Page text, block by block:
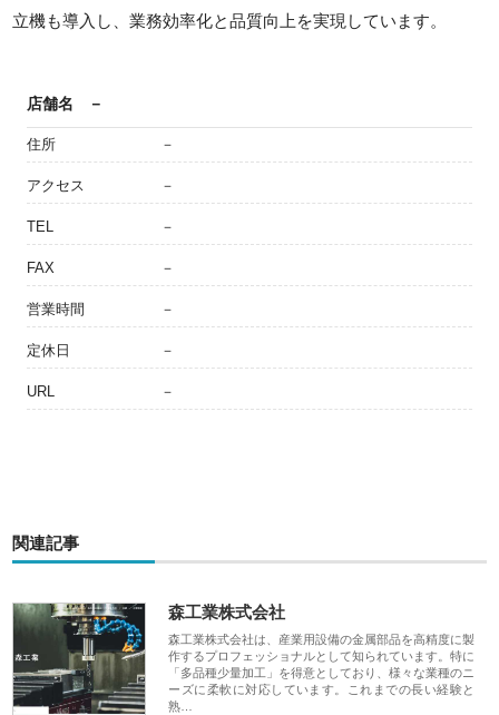
立機も導入し、業務効率化と品質向上を実現しています。
店舗名 －
住所 －
アクセス －
TEL －
FAX －
営業時間 －
定休日 －
URL －
関連記事
森工業株式会社
森工業株式会社は、産業用設備の金属部品を高精度に製
作するプロフェッショナルとして知られています。特に
「多品種少量加工」を得意としており、様々な業種のニ
ーズに柔軟に対応しています。これまでの長い経験と
熟…